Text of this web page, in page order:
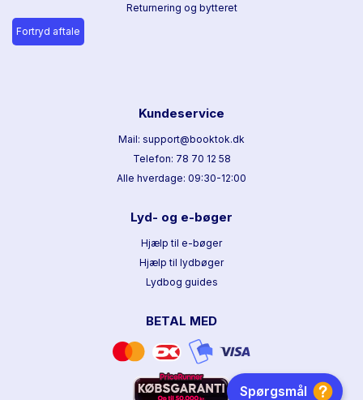
Returnering og bytteret
Fortryd aftale
Kundeservice
Mail: support@booktok.dk
Telefon: 78 70 12 58
Alle hverdage: 09:30-12:00
Lyd- og e-bøger
Hjælp til e-bøger
Hjælp til lydbøger
Lydbog guides
BETAL MED